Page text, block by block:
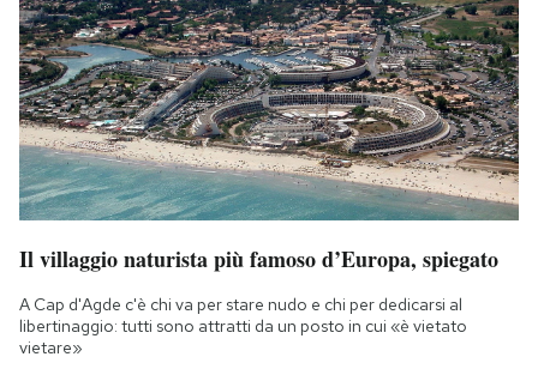
Area Personale
Newsletter
Notifiche mobile
Regala il Post
Hai bisogno di aiuto?
Esci
Il villaggio naturista più famoso d’Europa, spiegato
A Cap d'Agde c'è chi va per stare nudo e chi per dedicarsi al
libertinaggio: tutti sono attratti da un posto in cui «è vietato
vietare»